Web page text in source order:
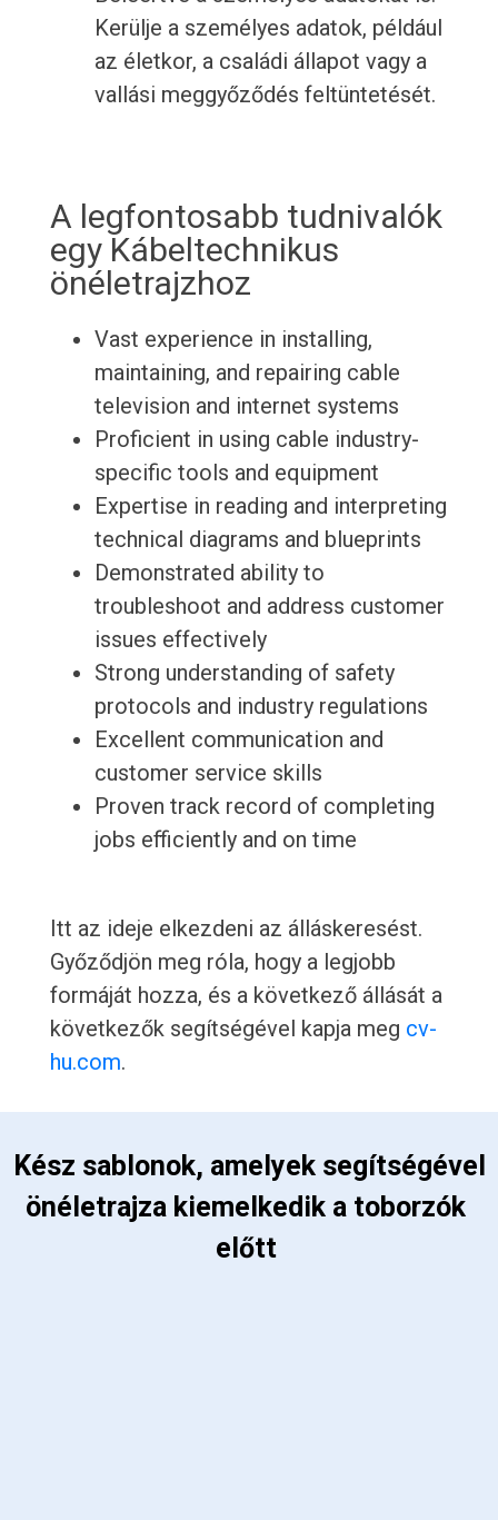
Kerülje a személyes adatok, például
az életkor, a családi állapot vagy a
vallási meggyőződés feltüntetését.
A legfontosabb tudnivalók
egy Kábeltechnikus
önéletrajzhoz
Vast experience in installing,
maintaining, and repairing cable
television and internet systems
Proficient in using cable industry-
specific tools and equipment
Expertise in reading and interpreting
technical diagrams and blueprints
Demonstrated ability to
troubleshoot and address customer
issues effectively
Strong understanding of safety
protocols and industry regulations
Excellent communication and
customer service skills
Proven track record of completing
jobs efficiently and on time
Itt az ideje elkezdeni az álláskeresést.
Győződjön meg róla, hogy a legjobb
formáját hozza, és a következő állását a
következők segítségével kapja meg cv-
hu.com.
önéletrajza kiemelkedik a toborzók
előtt